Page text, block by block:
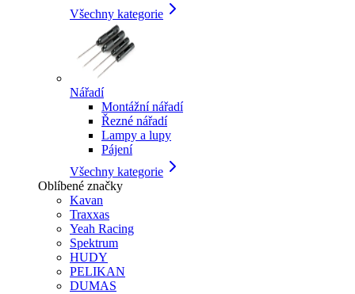
Všechny kategorie
Nářadí
Montážní nářadí
Řezné nářadí
Lampy a lupy
Pájení
Všechny kategorie
Oblíbené značky
Kavan
Traxxas
Yeah Racing
Spektrum
HUDY
PELIKAN
DUMAS